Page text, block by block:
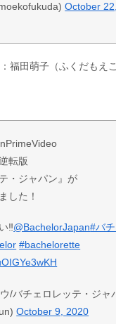
October
福田萌子（ふくだもえこ
転版
・ジャパン』が
した！
‼️@BachelorJapan#バ
#bachelorette
/バチェロレッテ・ジャ
October 9, 2020